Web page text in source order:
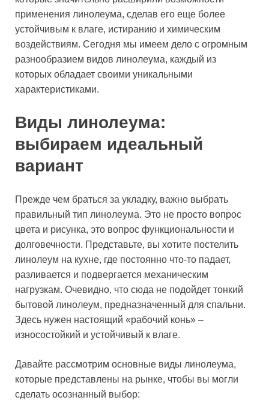
применения линолеума, сделав его еще более
устойчивым к влаге, истиранию и химическим
воздействиям. Сегодня мы имеем дело с огромным
разнообразием видов линолеума, каждый из
которых обладает своими уникальными
характеристиками.
Виды линолеума:
выбираем идеальный
вариант
Прежде чем браться за укладку, важно выбрать
правильный тип линолеума. Это не просто вопрос
цвета и рисунка, это вопрос функциональности и
долговечности. Представьте, вы хотите постелить
линолеум на кухне, где постоянно что-то падает,
разливается и подвергается механическим
нагрузкам. Очевидно, что сюда не подойдет тонкий
бытовой линолеум, предназначенный для спальни.
Здесь нужен настоящий «рабочий конь» –
износостойкий и устойчивый к влаге.
Давайте рассмотрим основные виды линолеума,
которые представлены на рынке, чтобы вы могли
сделать осознанный выбор: